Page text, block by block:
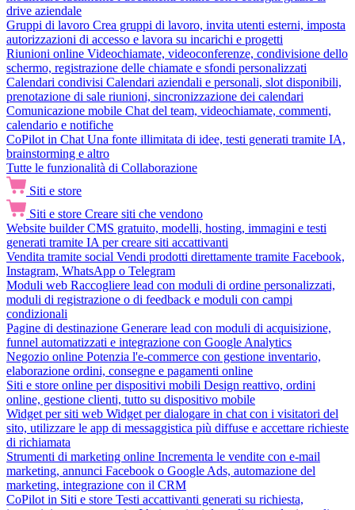
drive aziendale
Gruppi di lavoro Crea gruppi di lavoro, invita utenti esterni, imposta
autorizzazioni di accesso e lavora su incarichi e progetti
Riunioni online Videochiamate, videoconferenze, condivisione dello
schermo, registrazione delle chiamate e sfondi personalizzati
Calendari condivisi Calendari aziendali e personali, slot disponibili,
prenotazione di sale riunioni, sincronizzazione dei calendari
Comunicazione mobile Chat del team, videochiamate, commenti,
calendario e notifiche
CoPilot in Chat Una fonte illimitata di idee, testi generati tramite IA,
brainstorming e altro
Tutte le funzionalità di Collaborazione
Siti e store
Siti e store Creare siti che vendono
Website builder CMS gratuito, modelli, hosting, immagini e testi
generati tramite IA per creare siti accattivanti
Vendita tramite social Vendi prodotti direttamente tramite Facebook,
Instagram, WhatsApp o Telegram
Moduli web Raccogliere lead con moduli di ordine personalizzati,
moduli di registrazione o di feedback e moduli con campi
condizionali
Pagine di destinazione Generare lead con moduli di acquisizione,
funnel automatizzati e integrazione con Google Analytics
Negozio online Potenzia l'e-commerce con gestione inventario,
elaborazione ordini, consegne e pagamenti online
Siti e store online per dispositivi mobili Design reattivo, ordini
online, gestione clienti, tutto su dispositivo mobile
Widget per siti web Widget per dialogare in chat con i visitatori del
sito, utilizzare le app di messaggistica più diffuse e accettare richieste
di richiamata
Strumenti di marketing online Incrementa le vendite con e-mail
marketing, annunci Facebook o Google Ads, automazione del
marketing, integrazione con il CRM
CoPilot in Siti e store Testi accattivanti generati su richiesta,